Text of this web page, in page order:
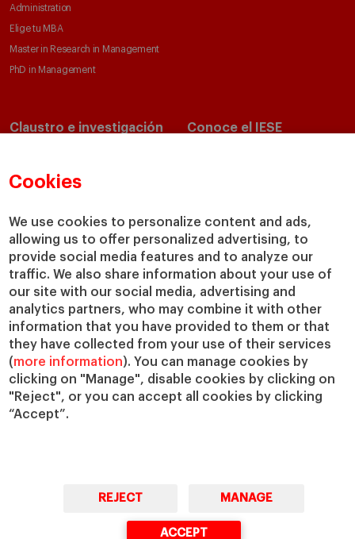
Cookies
We use cookies to personalize content and ads,
allowing us to offer personalized advertising, to
provide social media features and to analyze our
traffic. We also share information about your use of
our site with our social media, advertising and
analytics partners, who may combine it with other
information that you have provided to them or that
they have collected from your use of their services
(more information). You can manage cookies by
clicking on "Manage", disable cookies by clicking on
"Reject", or you can accept all cookies by clicking
“Accept”.
REJECT MANAGE
ACCEPT
Administration
Elige tu MBA
Master in Research in Management
PhD in Management
Claustro e investigación
Departamentos académicos
Cátedras
IESE Insight
IESE Publishing
Conoce el IESE
Nuestro impacto
Colabora con el IESE
Servicios
Biblioteca
Canal de Compliance
Capellanía
IESE Shop
Jobs @IESE
Préstamos y becas
© Copyright, 2026. IESE Business School | University of Navarra